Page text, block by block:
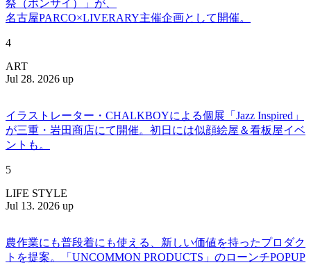
祭（ボンサイ）」が、
名古屋PARCO×LIVERARY主催企画として開催。
4
ART
Jul 28. 2026 up
イラストレーター・CHALKBOYによる個展「Jazz Inspired」
が三重・岩田商店にて開催。初日には似顔絵屋＆看板屋イベ
ントも。
5
LIFE STYLE
Jul 13. 2026 up
農作業にも普段着にも使える、新しい価値を持ったプロダク
トを提案。「UNCOMMON PRODUCTS」のローンチPOPUP